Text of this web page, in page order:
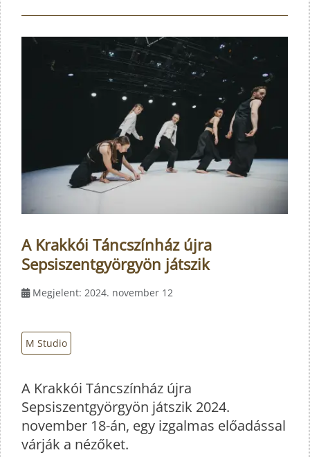
A Krakkói Táncszínház újra
Sepsiszentgyörgyön játszik
Megjelent: 2024. november 12
M Studio
A Krakkói Táncszínház újra
Sepsiszentgyörgyön játszik 2024.
november 18-án, egy izgalmas előadással
várják a nézőket.